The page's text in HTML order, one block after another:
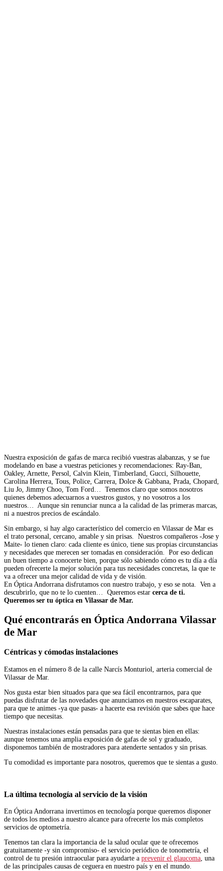
Nuestra exposición de gafas de marca recibió vuestras alabanzas, y se fue
modelando en base a vuestras peticiones y recomendaciones: Ray-Ban,
Oakley, Arnette, Persol, Calvin Klein, Timberland, Gucci, Silhouette,
Carolina Herrera, Tous, Police, Carrera, Dolce & Gabbana, Prada, Chopard,
Liu Jo, Jimmy Choo, Tom Ford… Tenemos claro que somos nosotros
quienes debemos adecuarnos a vuestros gustos, y no vosotros a los
nuestros… Aunque sin renunciar nunca a la calidad de las primeras marcas,
ni a nuestros precios de escándalo.
Sin embargo, si hay algo característico del comercio en Vilassar de Mar es
el trato personal, cercano, amable y sin prisas. Nuestros compañeros -Jose y
Maite- lo tienen claro: cada cliente es único, tiene sus propias circunstancias
y necesidades que merecen ser tomadas en consideración. Por eso dedican
un buen tiempo a conocerte bien, porque sólo sabiendo cómo es tu día a día
pueden ofrecerte la mejor solución para tus necesidades concretas, la que te
va a ofrecer una mejor calidad de vida y de visión.
En Óptica Andorrana disfrutamos con nuestro trabajo, y eso se nota. Ven a
descubrirlo, que no te lo cuenten… Queremos estar cerca de ti.
Queremos ser tu óptica en Vilassar de Mar.
Qué encontrarás en Óptica Andorrana Vilassar
de Mar
Céntricas y cómodas instalaciones
Estamos en el número 8 de la calle Narcís Monturiol, arteria comercial de
Vilassar de Mar.
Nos gusta estar bien situados para que sea fácil encontrarnos, para que
puedas disfrutar de las novedades que anunciamos en nuestros escaparates,
para que te animes -ya que pasas- a hacerte esa revisión que sabes que hace
tiempo que necesitas.
Nuestras instalaciones están pensadas para que te sientas bien en ellas:
aunque tenemos una amplia exposición de gafas de sol y graduado,
disponemos también de mostradores para atenderte sentados y sin prisas.
Tu comodidad es importante para nosotros, queremos que te sientas a gusto.
La última tecnología al servicio de la visión
En Óptica Andorrana invertimos en tecnología porque queremos disponer
de todos los medios a nuestro alcance para ofrecerte los más completos
servicios de optometría.
Tenemos tan clara la importancia de la salud ocular que te ofrecemos
gratuitamente -y sin compromiso- el servicio periódico de tonometría, el
control de tu presión intraocular para ayudarte a prevenir el glaucoma, una
de las principales causas de ceguera en nuestro país y en el mundo.